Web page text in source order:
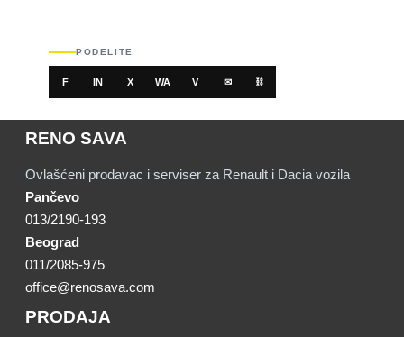
PODELITE
F IN X WA V ✉ ⛓
RENO SAVA
Ovlašćeni prodavac i serviser za Renault i Dacia vozila
Pančevo
013/2190-193
Beograd
011/2085-975
office@renosava.com
PRODAJA